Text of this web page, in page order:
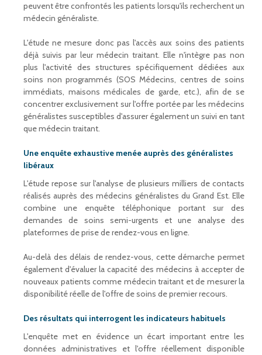
peuvent être confrontés les patients lorsqu'ils recherchent un
médecin généraliste.
L'étude ne mesure donc pas l'accès aux soins des patients
déjà suivis par leur médecin traitant. Elle n'intègre pas non
plus l'activité des structures spécifiquement dédiées aux
soins non programmés (SOS Médecins, centres de soins
immédiats, maisons médicales de garde, etc.), afin de se
concentrer exclusivement sur l'offre portée par les médecins
généralistes susceptibles d'assurer également un suivi en tant
que médecin traitant.
Une enquête exhaustive menée auprès des généralistes
libéraux
L'étude repose sur l'analyse de plusieurs milliers de contacts
réalisés auprès des médecins généralistes du Grand Est. Elle
combine une enquête téléphonique portant sur des
demandes de soins semi-urgents et une analyse des
plateformes de prise de rendez-vous en ligne.
Au-delà des délais de rendez-vous, cette démarche permet
également d'évaluer la capacité des médecins à accepter de
nouveaux patients comme médecin traitant et de mesurer la
disponibilité réelle de l'offre de soins de premier recours.
Des résultats qui interrogent les indicateurs habituels
L'enquête met en évidence un écart important entre les
données administratives et l'offre réellement disponible